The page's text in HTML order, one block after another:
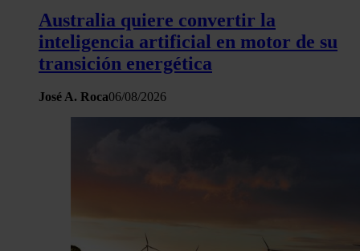
Australia quiere convertir la
inteligencia artificial en motor de su
transición energética
José A. Roca06/08/2026